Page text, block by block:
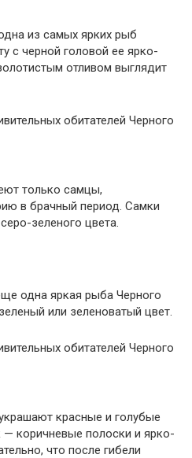
из самых ярких рыб
с черной головой ее ярко-
отливом выглядит
только самцы,
в брачный период. Самки
зеленого цвета.
одна яркая рыба Черного
или зеленоватый цвет.
красные и голубые
— коричневые полоски и ярко-
что после гибели